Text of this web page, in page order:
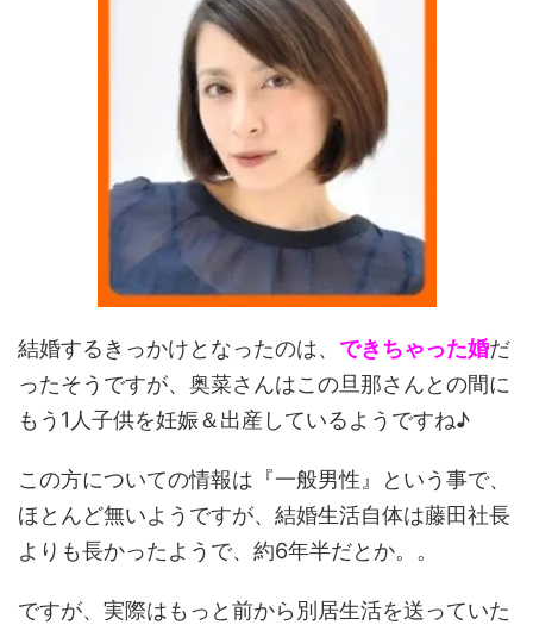
結婚するきっかけとなったのは、 できちゃった婚だ
ったそうですが、奥菜さんはこの旦那さんとの間に
もう1人子供を妊娠＆出産しているようですね♪
この方についての情報は『一般男性』という事で、
ほとんど無いようですが、結婚生活自体は藤田社長
よりも長かったようで、約6年半だとか。。
ですが、実際はもっと前から別居生活を送っていた